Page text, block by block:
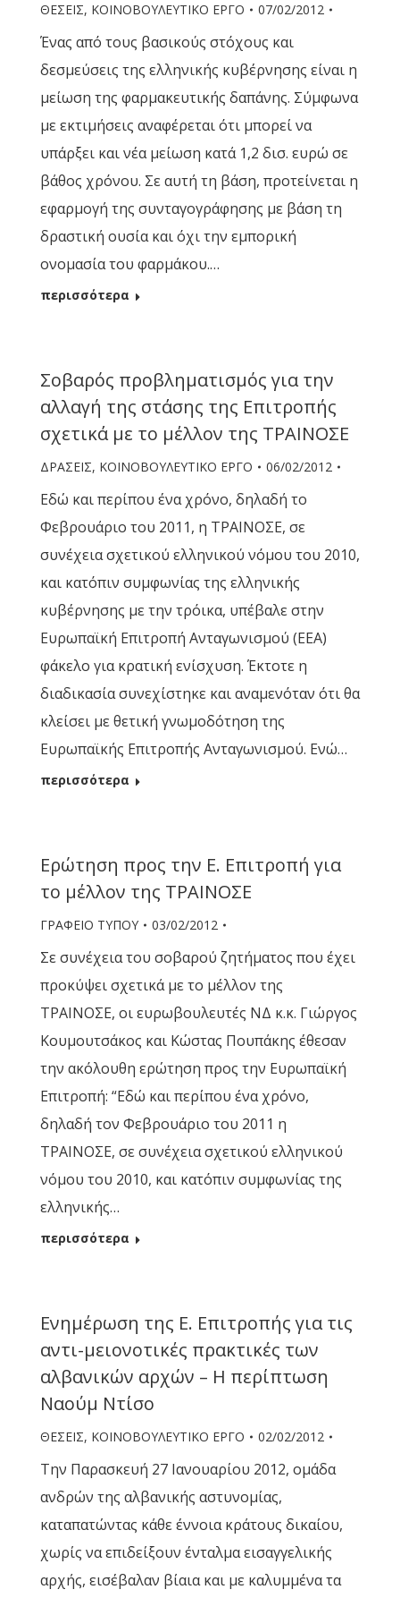
ΘΕΣΕΙΣ, ΚΟΙΝΟΒΟΥΛΕΥΤΙΚΟ ΕΡΓΟ 07/02/2012
Ένας από τους βασικούς στόχους και
δεσμεύσεις της ελληνικής κυβέρνησης είναι η
μείωση της φαρμακευτικής δαπάνης. Σύμφωνα
με εκτιμήσεις αναφέρεται ότι μπορεί να
υπάρξει και νέα μείωση κατά 1,2 δισ. ευρώ σε
βάθος χρόνου. Σε αυτή τη βάση, προτείνεται η
εφαρμογή της συνταγογράφησης με βάση τη
δραστική ουσία και όχι την εμπορική
ονομασία του φαρμάκου.…
περισσότερα
Σοβαρός προβληματισμός για την
αλλαγή της στάσης της Επιτροπής
σχετικά με το μέλλον της ΤΡΑΙΝΟΣΕ
ΔΡΑΣΕΙΣ, ΚΟΙΝΟΒΟΥΛΕΥΤΙΚΟ ΕΡΓΟ 06/02/2012
Εδώ και περίπου ένα χρόνο, δηλαδή το
Φεβρουάριο του 2011, η ΤΡΑΙΝΟΣΕ, σε
συνέχεια σχετικού ελληνικού νόμου του 2010,
και κατόπιν συμφωνίας της ελληνικής
κυβέρνησης με την τρόικα, υπέβαλε στην
Ευρωπαϊκή Επιτροπή Ανταγωνισμού (ΕΕΑ)
φάκελο για κρατική ενίσχυση. Έκτοτε η
διαδικασία συνεχίστηκε και αναμενόταν ότι θα
κλείσει με θετική γνωμοδότηση της
Ευρωπαϊκής Επιτροπής Ανταγωνισμού. Ενώ…
περισσότερα
Ερώτηση προς την Ε. Επιτροπή για
το μέλλον της ΤΡΑΙΝΟΣΕ
ΓΡΑΦΕΙΟ ΤΥΠΟΥ 03/02/2012
Σε συνέχεια του σοβαρού ζητήματος που έχει
προκύψει σχετικά με το μέλλον της
ΤΡΑΙΝΟΣΕ, οι ευρωβουλευτές ΝΔ κ.κ. Γιώργος
Κουμουτσάκος και Κώστας Πουπάκης έθεσαν
την ακόλουθη ερώτηση προς την Ευρωπαϊκή
Επιτροπή: “Εδώ και περίπου ένα χρόνο,
δηλαδή τον Φεβρουάριο του 2011 η
ΤΡΑΙΝΟΣΕ, σε συνέχεια σχετικού ελληνικού
νόμου του 2010, και κατόπιν συμφωνίας της
ελληνικής…
περισσότερα
Ενημέρωση της Ε. Επιτροπής για τις
αντι-μειονοτικές πρακτικές των
αλβανικών αρχών – Η περίπτωση
Ναούμ Ντίσο
ΘΕΣΕΙΣ, ΚΟΙΝΟΒΟΥΛΕΥΤΙΚΟ ΕΡΓΟ 02/02/2012
Την Παρασκευή 27 Ιανουαρίου 2012, ομάδα
ανδρών της αλβανικής αστυνομίας,
καταπατώντας κάθε έννοια κράτους δικαίου,
χωρίς να επιδείξουν ένταλμα εισαγγελικής
αρχής, εισέβαλαν βίαια και με καλυμμένα τα